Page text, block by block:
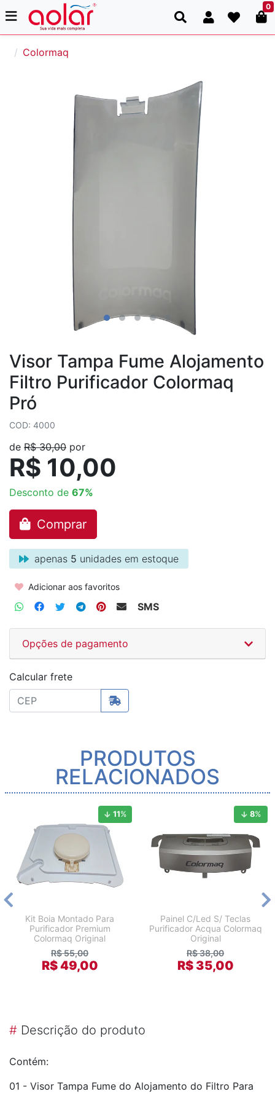
0
Colormaq
Visor Tampa Fume Alojamento
Filtro Purificador Colormaq
Pró
COD: 4000
de R$ 30,00 por
R$ 10,00
Desconto de 67%
Comprar
apenas 5 unidades em estoque
Adicionar aos favoritos
SMS
Opções de pagamento
Calcular frete
PRODUTOS
RELACIONADOS
11%
Kit Boia Montado Para
Purificador Premium
Colormaq Original
R$ 55,00
R$ 49,00
8%
Painel C/Led S/ Teclas
Purificador Acqua Colormaq
Original
R$ 38,00
R$ 35,00
# Descrição do produto
Contém:
01 - Visor Tampa Fume do Alojamento do Filtro Para